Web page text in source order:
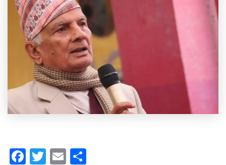
Facebook
Twitter
Email